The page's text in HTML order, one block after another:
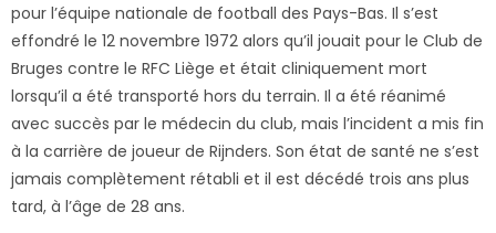
pour l’équipe nationale de football des Pays-Bas. Il s’est
effondré le 12 novembre 1972 alors qu’il jouait pour le Club de
Bruges contre le RFC Liège et était cliniquement mort
lorsqu’il a été transporté hors du terrain. Il a été réanimé
avec succès par le médecin du club, mais l’incident a mis fin
à la carrière de joueur de Rijnders. Son état de santé ne s’est
jamais complètement rétabli et il est décédé trois ans plus
tard, à l’âge de 28 ans.